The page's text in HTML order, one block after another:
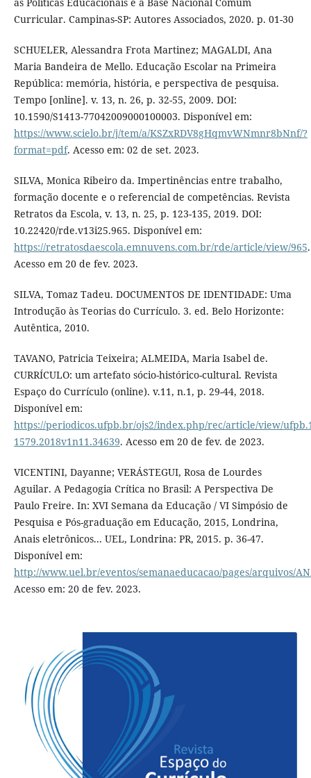
Curricular. Campinas-SP: Autores Associados, 2020. p. 01-30
SCHUELER, Alessandra Frota Martinez; MAGALDI, Ana
Maria Bandeira de Mello. Educação Escolar na Primeira
República: memória, história, e perspectiva de pesquisa.
Tempo [online]. v. 13, n. 26, p. 32-55, 2009. DOI:
10.1590/S1413-77042009000100003. Disponível em:
https://www.scielo.br/j/tem/a/KSZxRDV8gHqmvWNmnr8bNnf/?
format=pdf. Acesso em: 02 de set. 2023.
SILVA, Monica Ribeiro da. Impertinências entre trabalho,
formação docente e o referencial de competências. Revista
Retratos da Escola, v. 13, n. 25, p. 123-135, 2019. DOI:
10.22420/rde.v13i25.965. Disponível em:
https://retratosdaescola.emnuvens.com.br/rde/article/view/965.
Acesso em 20 de fev. 2023.
SILVA, Tomaz Tadeu. DOCUMENTOS DE IDENTIDADE: Uma
Introdução às Teorias do Currículo. 3. ed. Belo Horizonte:
Autêntica, 2010.
TAVANO, Patricia Teixeira; ALMEIDA, Maria Isabel de.
CURRÍCULO: um artefato sócio-histórico-cultural. Revista
Espaço do Currículo (online). v.11, n.1, p. 29-44, 2018.
Disponível em:
https://periodicos.ufpb.br/ojs2/index.php/rec/article/view/
1579.2018v1n11.34639. Acesso em 20 de fev. de 2023.
VICENTINI, Dayanne; VERÁSTEGUI, Rosa de Lourdes
Aguilar. A Pedagogia Crítica no Brasil: A Perspectiva De
Paulo Freire. In: XVI Semana da Educação / VI Simpósio de
Pesquisa e Pós-graduação em Educação, 2015, Londrina,
Anais eletrônicos... UEL, Londrina: PR, 2015. p. 36-47.
Disponível em:
http://www.uel.br/eventos/semanaeducacao/pages/arquivos/
Acesso em: 20 de fev. 2023.